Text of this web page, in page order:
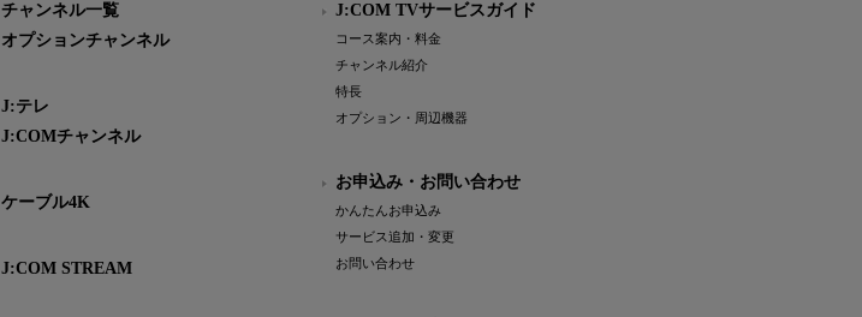
チャンネル一覧
オプションチャンネル
J:テレ
J:COMチャンネル
ケーブル4K
J:COM STREAM
J:COM TVサービスガイド
コース案内・料金
チャンネル紹介
特長
オプション・周辺機器
お申込み・お問い合わせ
かんたんお申込み
サービス追加・変更
お問い合わせ